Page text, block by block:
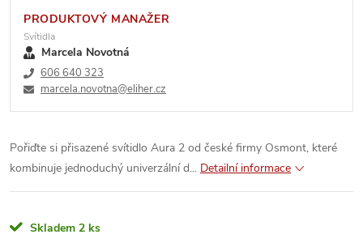
PRODUKTOVÝ MANAŽER
Svítidla
Marcela Novotná
606 640 323
marcela.novotna@eliher.cz
Pořiďte si přisazené svítidlo Aura 2 od české firmy Osmont, které
kombinuje jednoduchý univerzální d... Detailní informace
Skladem 2 ks